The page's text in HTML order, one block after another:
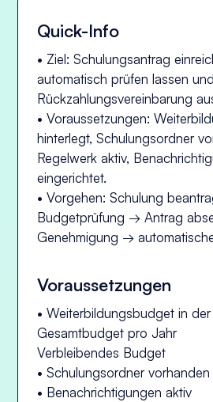
Quick-Info
• Ziel: Schulungsantrag
automatisch prüfen lassen und
Rückzahlungsvereinbarung
• Voraussetzungen:
hinterlegt, Schulungsordner
Regelwerk aktiv,
eingerichtet.
• Vorgehen: Schulung
Budgetprüfung → Antrag
Genehmigung →
Voraussetzungen
• Weiterbildungsbudget in
Gesamtbudget pro Jahr
Verbleibendes Budget
• Schulungsordner vorhanden
• Benachrichtigungen aktiv